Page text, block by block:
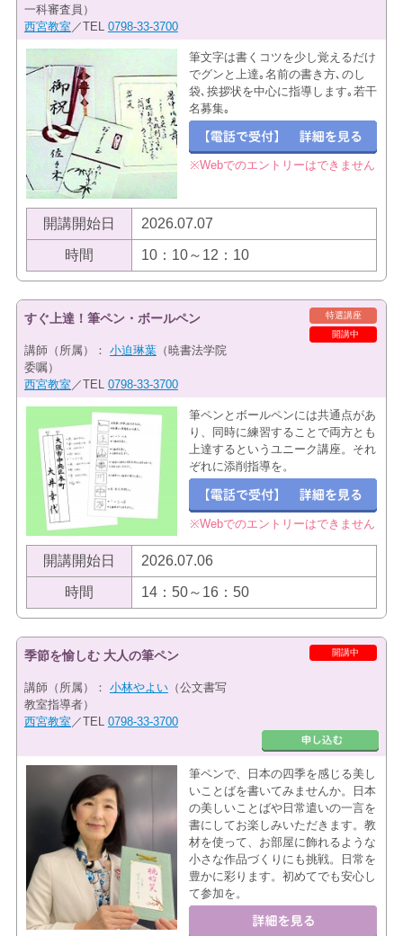
一科審査員）
西宮教室 ／TEL 0798-33-3700
筆文字は書くコツを少し覚えるだけ
でグンと上達｡名前の書き方､のし
袋､挨拶状を中心に指導します｡若干
名募集｡
※Webでのエントリーはできません
開講開始日 2026.07.07
時間 10：10～12：10
特選講座
開講中
すぐ上達！筆ペン・ボールペン
講師（所属）： 小迫琳葉（暁書法学院
委嘱）
西宮教室 ／TEL 0798-33-3700
筆ペンとボールペンには共通点があ
り、同時に練習することで両方とも
上達するというユニーク講座。それ
ぞれに添削指導を。
※Webでのエントリーはできません
開講開始日 2026.07.06
時間 14：50～16：50
開講中
季節を愉しむ 大人の筆ペン
講師（所属）： 小林やよい（公文書写
教室指導者）
西宮教室 ／TEL 0798-33-3700
筆ペンで、日本の四季を感じる美し
いことばを書いてみませんか。日本
の美しいことばや日常遣いの一言を
書にしてお楽しみいただきます。教
材を使って、お部屋に飾れるような
小さな作品づくりにも挑戦。日常を
豊かに彩ります。初めてでも安心し
て参加を。